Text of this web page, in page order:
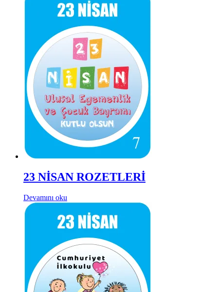
23 NİSAN ROZETLERİ
Devamını oku